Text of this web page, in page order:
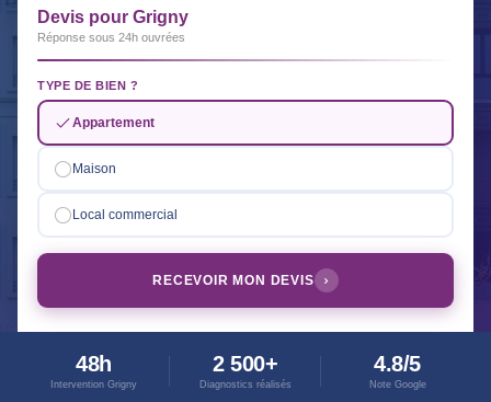
Devis pour Grigny
Réponse sous 24h ouvrées
TYPE DE BIEN ?
Appartement
Maison
Local commercial
RECEVOIR MON DEVIS
48h
Intervention Grigny
2 500+
Diagnostics réalisés
4.8/5
Note Google